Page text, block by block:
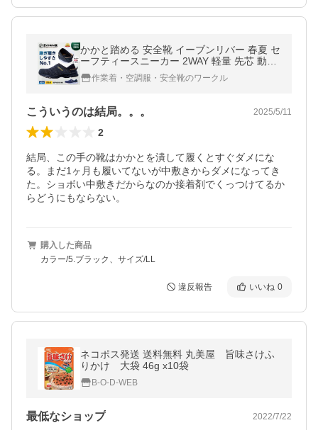
かかと踏める 安全靴 イーブンリバー 春夏 セ
ーフティースニーカー 2WAY 軽量 先芯 動き
やすい EVENRIVER スリッポン ワークマン
作業着 作業服 ERS08
作業着・空調服・安全靴のワークル
こういうのは結局。。。 2025/5/11
2
結局、この手の靴はかかとを潰して履くとすぐダメにな
る。まだ1ヶ月も履いてないが中敷きからダメになってき
た。ショボい中敷きだからなのか接着剤でくっつけてるか
らどうにもならない。
購入した商品
カラー/5.ブラック、サイズ/LL
違反報告 いいね 0
ネコポス発送 送料無料 丸美屋 旨味さけふ
りかけ 大袋 46g x10袋
B-O-D-WEB
最低なショップ 2022/7/22